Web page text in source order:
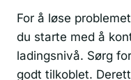
For å løse
du starte med å
ladingsnivå. Sørg
godt tilkoblet.